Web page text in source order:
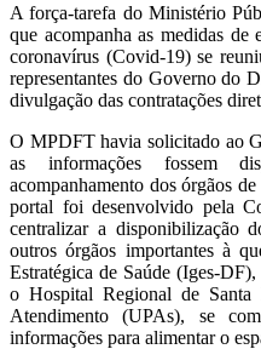
A força-tarefa do Ministério
que acompanha as medidas
coronavírus (Covid-19) se
representantes do Governo do
divulgação das contratações
O MPDFT havia solicitado ao
as informações fossem
acompanhamento dos órgãos
portal foi desenvolvido pela
centralizar a disponibilização
outros órgãos importantes à
Estratégica de Saúde (Iges-
o Hospital Regional de
Atendimento (UPAs), se
informações para alimentar o